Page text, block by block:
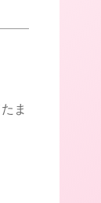
ま